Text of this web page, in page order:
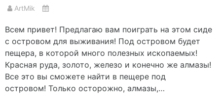
ArtMik
Всем привет! Предлагаю вам поиграть на этом сиде
с островом для выживания! Под островом будет
пещера, в которой много полезных ископаемых!
Красная руда, золото, железо и конечно же алмазы!
Все это вы сможете найти в пещере под
островом! Только осторожно, алмазы,…